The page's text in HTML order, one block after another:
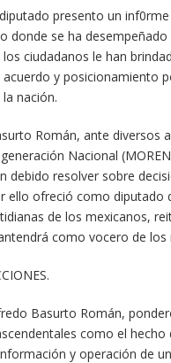
presento un
donde se ha
los ciudadanos le han
acuerdo y posicionamiento
la nación.
Román, ante diversos
Nacional
debido resolver sobre
ello ofreció como diputado
de los mexicanos,
como vocero de
Basurto Román,
como el
y operación de